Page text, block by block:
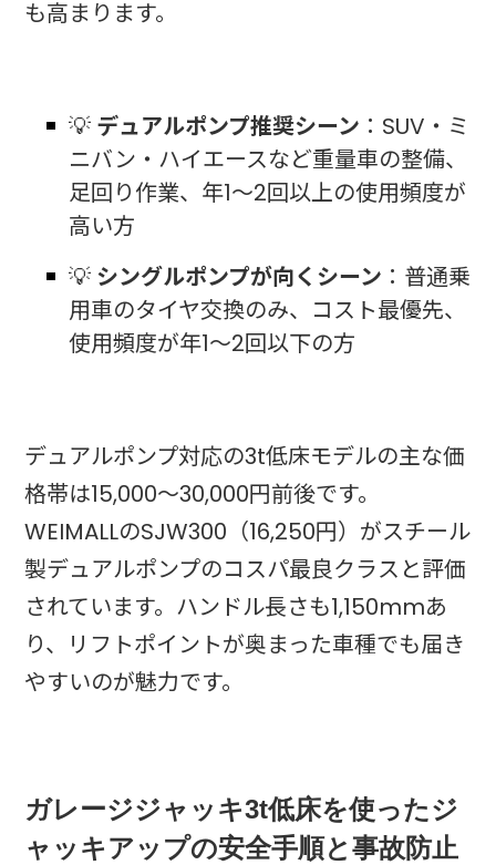
も高まります。
💡 デュアルポンプ推奨シーン ：SUV・ミ
ニバン・ハイエースなど重量車の整備、
足回り作業、年1〜2回以上の使用頻度が
高い方
💡 シングルポンプが向くシーン ：普通乗
用車のタイヤ交換のみ、コスト最優先、
使用頻度が年1〜2回以下の方
デュアルポンプ対応の3t低床モデルの主な価
格帯は15,000〜30,000円前後です。
WEIMALLのSJW300（16,250円）がスチール
製デュアルポンプのコスパ最良クラスと評価
されています。ハンドル長さも1,150mmあ
り、リフトポイントが奥まった車種でも届き
やすいのが魅力です。
ガレージジャッキ3t低床を使ったジ
ャッキアップの安全手順と事故防止